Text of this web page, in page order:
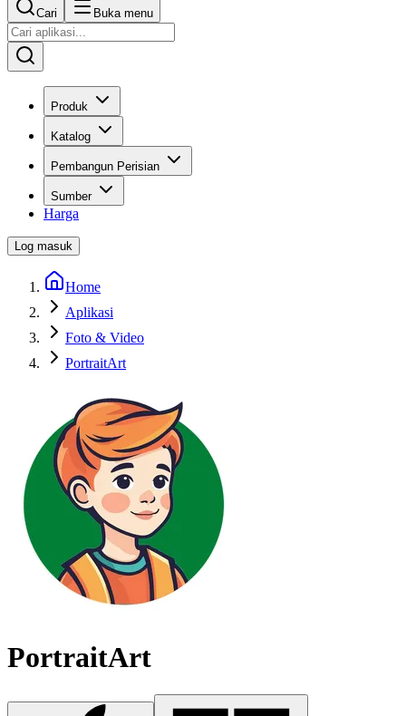
Cari Buka menu
Produk
Katalog
Pembangun Perisian
Sumber
Harga
Log masuk
Home
Aplikasi
Foto & Video
PortraitArt
PortraitArt